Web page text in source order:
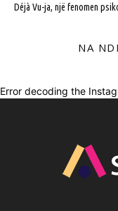
Déjà Vu-ja, një fenomen
NA
Error decoding the